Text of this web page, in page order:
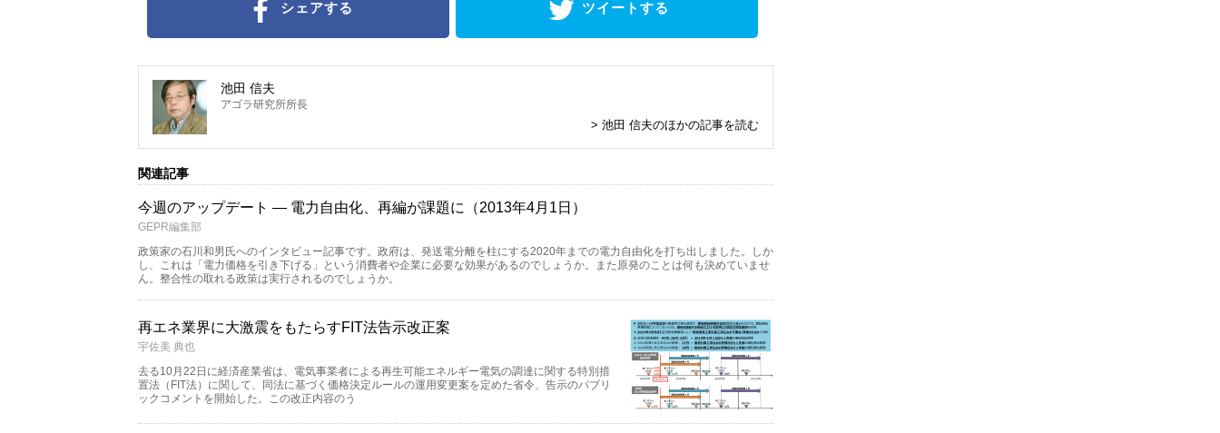
シェアする ツイートする
池田 信夫
アゴラ研究所所長
> 池田 信夫のほかの記事を読む
関連記事
今週のアップデート — 電力自由化、再編が課題に（2013年4月1日）
GEPR編集部
政策家の石川和男氏へのインタビュー記事です。政府は、発送電分離を柱にする2020年までの電力自由化を打ち出しました。しか
し、これは「電力価格を引き下げる」という消費者や企業に必要な効果があるのでしょうか。また原発のことは何も決めていませ
ん。整合性の取れる政策は実行されるのでしょうか。
再エネ業界に大激震をもたらすFIT法告示改正案
宇佐美 典也
去る10月22日に経済産業省は、電気事業者による再生可能エネルギー電気の調達に関する特別措
置法（FIT法）に関して、同法に基づく価格決定ルールの運用変更案を定めた省令、告示のパブリ
ックコメントを開始した。この改正内容のう